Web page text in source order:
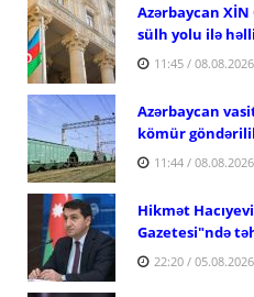
Azərbaycan
sülh yolu ilə
11:45 / 08.08.2026
Azərbaycan
kömür
11:44 / 08.08.2026
Hikmət
Gazetesi"ndə
22:20 / 05.08.2026